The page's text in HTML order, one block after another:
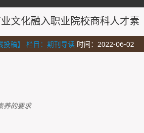
文化融入职业院校商科人才素
投稿】 栏目： 期刊导读 时间：2022-06-02
养的要求